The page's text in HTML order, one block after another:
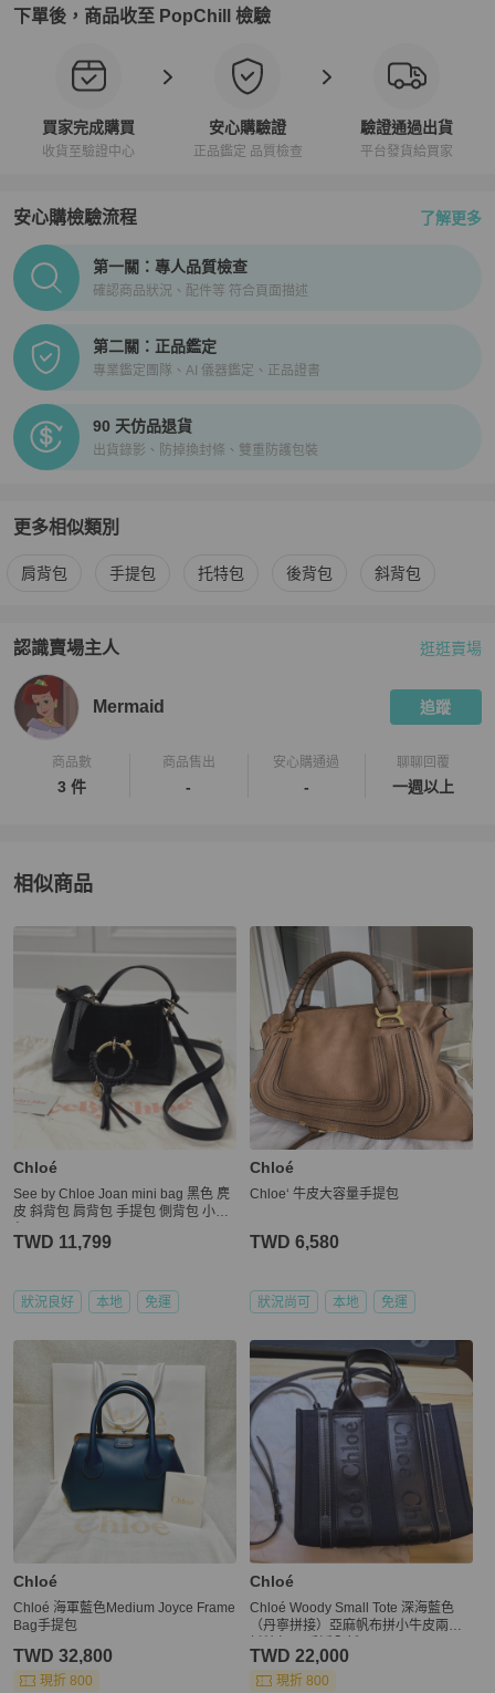
下單後，商品收至 PopChill 檢驗
買家完成購買
收貨至驗證中心
安心購驗證
正品鑑定 品質檢查
驗證通過出貨
平台發貨給買家
安心購檢驗流程 了解更多
PopChill拍拍圈正品驗證、安心購檢驗流程介紹
第一關：專人品質檢查
確認商品狀況、配件等 符合頁面描述
第二關：正品鑑定
專業鑑定團隊、AI 儀器鑑定、正品證書
90 天仿品退貨
出貨錄影、防掉換封條、雙重防護包裝
更多相似類別
更多See By Chloé女包 相似商品推薦
肩背包 手提包 托特包 後背包 斜背包
認識賣場主人
PopChill 拍拍圈嚴選賣家
逛逛賣場
Mermaid 追蹤
商品數
3 件
商品售出
-
安心購通過
-
聊聊回覆
一週以上
相似商品
更多相似See By Chloé女包推薦精品
Chloé
See by Chloe Joan mini bag 黑色 麂
皮 斜背包 肩背包 手提包 側背包 小廢
TWD 11,799
狀況良好 本地 免運
Chloé
Chloe‘ 牛皮大容量手提包
TWD 6,580
狀況尚可 本地 免運
Chloé
Chloé 海軍藍色Medium Joyce Frame
Bag手提包
TWD 32,800
現折 800
Chloé
Chloé Woody Small Tote 深海藍色
（丹寧拼接）亞麻帆布拼小牛皮兩用
TWD 22,000
現折 800